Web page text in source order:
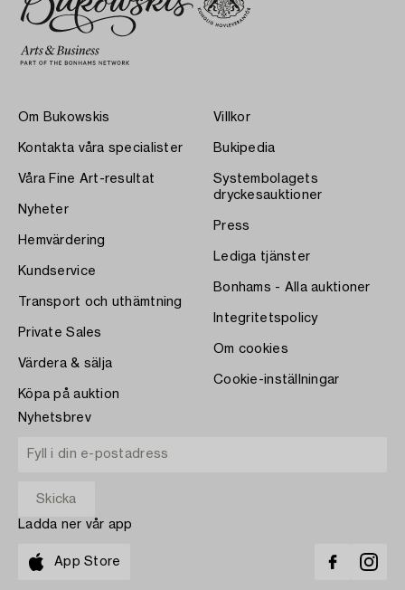
Om Bukowskis
Kontakta våra specialister
Våra Fine Art-resultat
Nyheter
Hemvärdering
Kundservice
Transport och uthämtning
Private Sales
Värdera & sälja
Köpa på auktion
Villkor
Bukipedia
Systembolagets
dryckesauktioner
Press
Lediga tjänster
Bonhams - Alla auktioner
Integritetspolicy
Om cookies
Cookie-inställningar
Nyhetsbrev
Ladda ner vår app
App Store